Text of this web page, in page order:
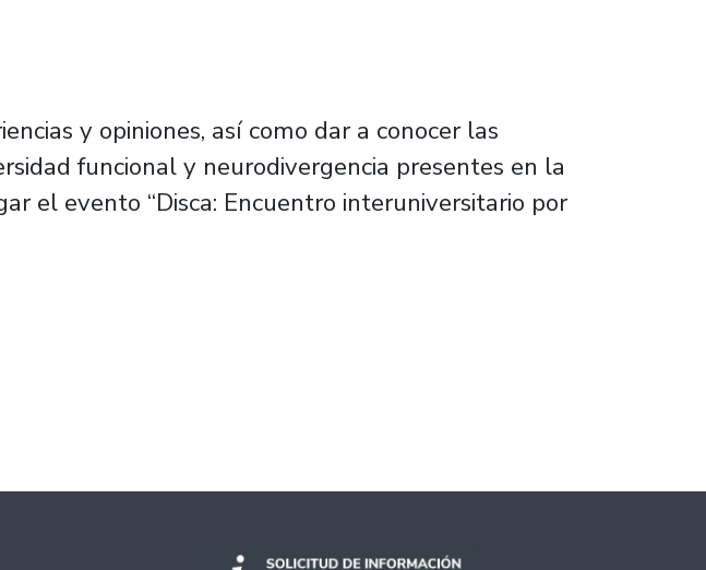
y opiniones, así como dar a conocer las
funcional y neurodivergencia presentes en la
el evento “Disca: Encuentro interuniversitario por
encuentro interuniversitario por la diversidad funcional